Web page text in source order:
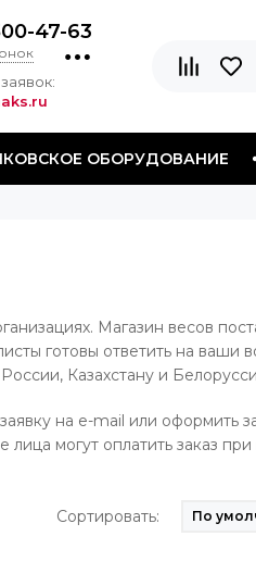
47-63
ОБОРУДОВАНИЕ
Магазин весов
готовы ответить на ваши
Казахстану и
на e-mail или оформить
могут оплатить заказ
Сортировать: